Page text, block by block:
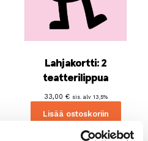
Lahjakortti: 2
teatterilippua
33,00 € sis. alv 13,5%
Lisää ostoskoriin